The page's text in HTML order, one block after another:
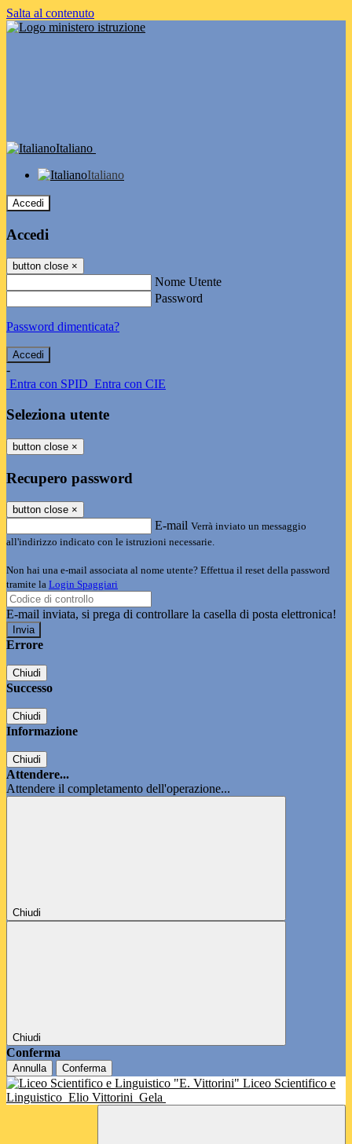
Salta al contenuto
Italiano
Italiano
Accedi
Accedi
button close ×
Nome Utente
Password
Password dimenticata?
-
Entra con SPID Entra con CIE
Seleziona utente
button close ×
Recupero password
button close ×
E-mail Verrà inviato un messaggio
all'indirizzo indicato con le istruzioni necessarie.
Non hai una e-mail associata al nome utente? Effettua il reset della password
tramite la Login Spaggiari
E-mail inviata, si prega di controllare la casella di posta elettronica!
Errore
Chiudi
Successo
Chiudi
Informazione
Chiudi
Attendere...
Attendere il completamento dell'operazione...
Chiudi
Chiudi
Conferma
Annulla Conferma
Liceo Scientifico e
Linguistico Elio Vittorini Gela